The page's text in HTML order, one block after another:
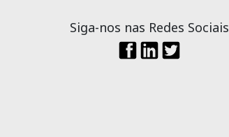
Siga-nos nas Redes Sociais